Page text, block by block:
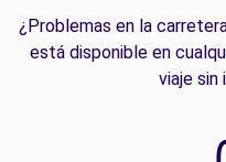
¿Problemas en la
está disponible en
viaje sin